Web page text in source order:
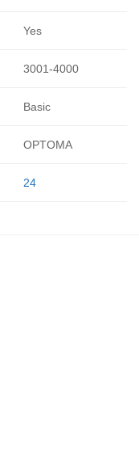
Yes
3001-4000
Basic
OPTOMA
24